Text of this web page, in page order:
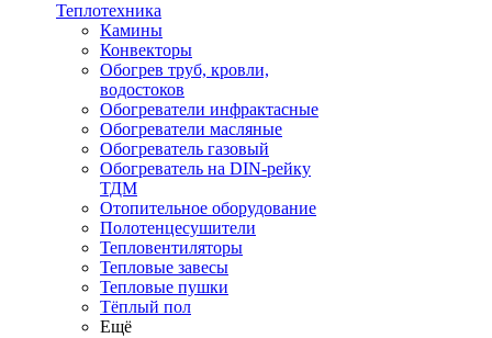
Теплотехника
Камины
Конвекторы
Обогрев труб, кровли,
водостоков
Обогреватели инфрактасные
Обогреватели масляные
Обогреватель газовый
Обогреватель на DIN-рейку
ТДМ
Отопительное оборудование
Полотенцесушители
Тепловентиляторы
Тепловые завесы
Тепловые пушки
Тёплый пол
Ещё